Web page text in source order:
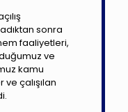
sonra
faaliyetleri,
ve
kamu
çalışılan